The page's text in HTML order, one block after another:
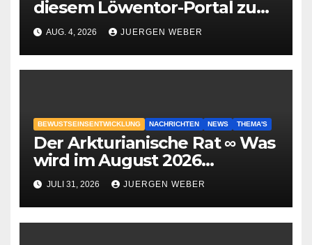
diesem Löwentor-Portal zu
erwarten ist
AUG. 4, 2026 JUERGEN WEBER
BEWUSTSEINSENTWICKLUNG NACHRICHTEN NEWS THEMA'S
Der Arkturianische Rat ∞ Was
wird im August 2026
geschehen?
JULI 31, 2026 JUERGEN WEBER